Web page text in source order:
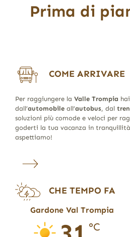
Prima di
COME ARRIVARE
Per raggiungere la Valle Trompia
dall’automobileall’autobus, dal
soluzioni più comode e veloci per
goderti la tua vacanza in
aspettiamo!
CHE TEMPO FA
Gardone Val Trompia
°C